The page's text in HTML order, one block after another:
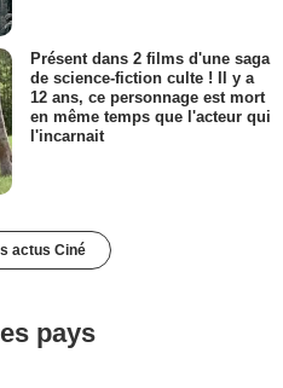
Présent dans 2 films d'une saga
de science-fiction culte ! Il y a
12 ans, ce personnage est mort
en même temps que l'acteur qui
l'incarnait
actus Ciné
pays